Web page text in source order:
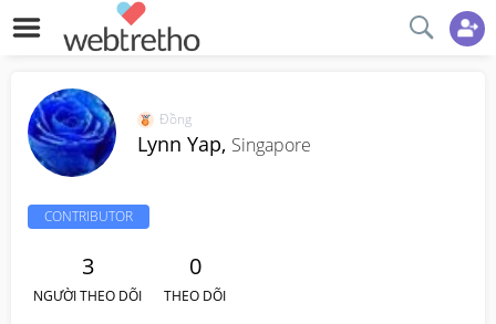
Đồng
Lynn Yap, Singapore
CONTRIBUTOR
3
NGƯỜI THEO DÕI
0
THEO DÕI